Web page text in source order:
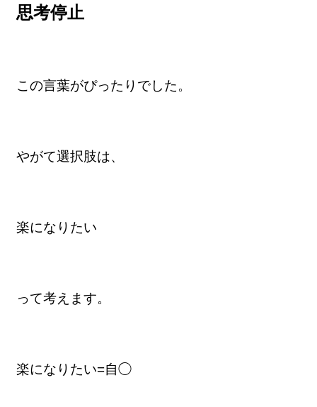
思考停止
この言葉がぴったりでした。
やがて選択肢は、
楽になりたい
って考えます。
楽になりたい=自◯